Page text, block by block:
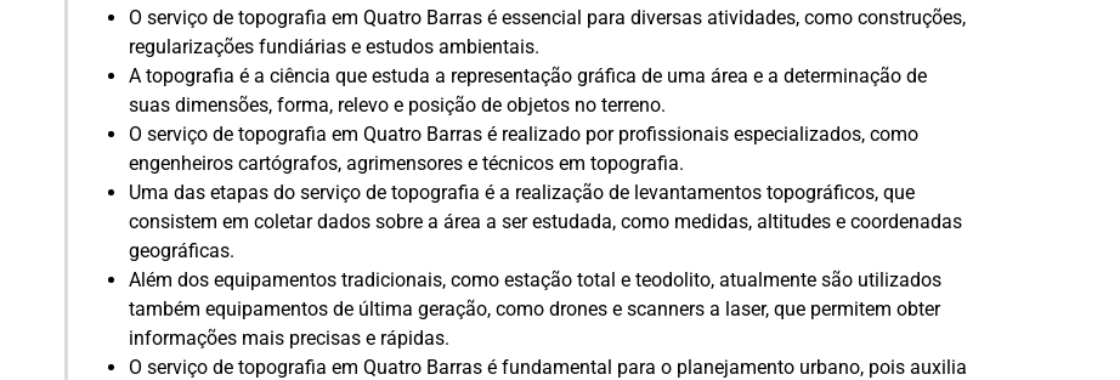
O serviço de topografia em Quatro Barras é essencial para diversas atividades, como construções,
regularizações fundiárias e estudos ambientais.
A topografia é a ciência que estuda a representação gráfica de uma área e a determinação de
suas dimensões, forma, relevo e posição de objetos no terreno.
O serviço de topografia em Quatro Barras é realizado por profissionais especializados, como
engenheiros cartógrafos, agrimensores e técnicos em topografia.
Uma das etapas do serviço de topografia é a realização de levantamentos topográficos, que
consistem em coletar dados sobre a área a ser estudada, como medidas, altitudes e coordenadas
geográficas.
Além dos equipamentos tradicionais, como estação total e teodolito, atualmente são utilizados
também equipamentos de última geração, como drones e scanners a laser, que permitem obter
informações mais precisas e rápidas.
O serviço de topografia em Quatro Barras é fundamental para o planejamento urbano, pois auxilia